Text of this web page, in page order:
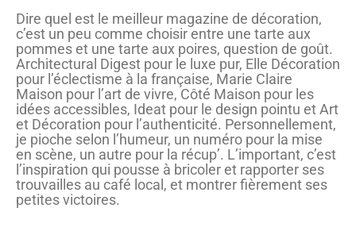
Dire quel est le meilleur magazine de décoration,
c’est un peu comme choisir entre une tarte aux
pommes et une tarte aux poires, question de goût.
Architectural Digest pour le luxe pur, Elle Décoration
pour l’éclectisme à la française, Marie Claire
Maison pour l’art de vivre, Côté Maison pour les
idées accessibles, Ideat pour le design pointu et Art
et Décoration pour l’authenticité. Personnellement,
je pioche selon l’humeur, un numéro pour la mise
en scène, un autre pour la récup’. L’important, c’est
l’inspiration qui pousse à bricoler et rapporter ses
trouvailles au café local, et montrer fièrement ses
petites victoires.